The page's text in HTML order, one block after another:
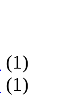
(1)
(1)